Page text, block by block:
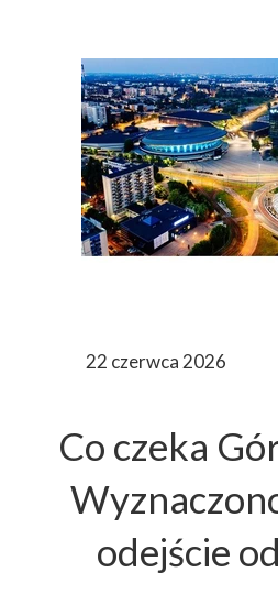
22 czerwca 2026
Co czeka
odejście